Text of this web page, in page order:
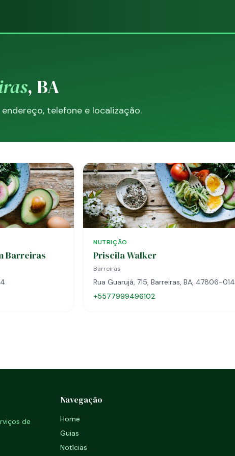
, BA
telefone e localização.
Barreiras
NUTRIÇÃO
Priscila Walker
Barreiras
Rua Guarujá, 715, Barreiras, BA, 47806-014
+5577999496102
de
Navegação
Home
Guias
Notícias